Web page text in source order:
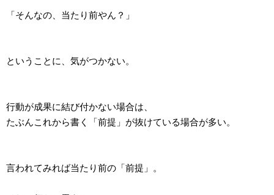
「そんなの、当たり前やん？」
ということに、気がつかない。
行動が成果に結び付かない場合は、
たぶんこれから書く「前提」が抜けている場合が多い。
言われてみれば当たり前の「前提」。